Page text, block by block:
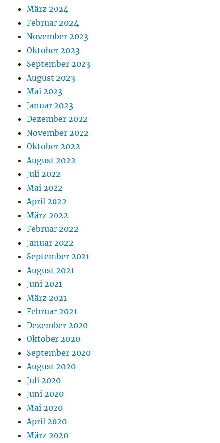
März 2024
Februar 2024
November 2023
Oktober 2023
September 2023
August 2023
Mai 2023
Januar 2023
Dezember 2022
November 2022
Oktober 2022
August 2022
Juli 2022
Mai 2022
April 2022
März 2022
Februar 2022
Januar 2022
September 2021
August 2021
Juni 2021
März 2021
Februar 2021
Dezember 2020
Oktober 2020
September 2020
August 2020
Juli 2020
Juni 2020
Mai 2020
April 2020
März 2020